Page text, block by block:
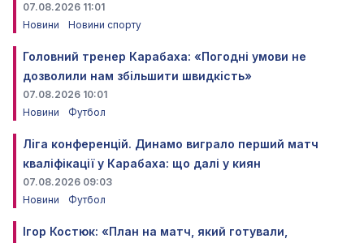
07.08.2026 11:01
Новини
Новини спорту
Головний тренер Карабаха: «Погодні умови не
дозволили нам збільшити швидкість»
07.08.2026 10:01
Новини
Футбол
Ліга конференцій. Динамо виграло перший матч
кваліфікації у Карабаха: що далі у киян
07.08.2026 09:03
Новини
Футбол
Ігор Костюк: «План на матч, який готували,